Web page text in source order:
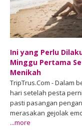
Payakumbuh tidak
dalam setiap
guna mempertahankan
keberadaan pacu
berbeda dengan pacu
Bila biasanya joki
pelana di punggung
kuda bogi memakai
dua. Pacu kuda bogi
dikenal di
zaman Belanda.
bogi biasa dipakai
Ini yang Perlu
Minggu Pertama
Menikah
TripTrus.Com - Dalam
hari setelah pesta
pasti pasangan
merasakan gejolak
perayaan penting dalam
...more